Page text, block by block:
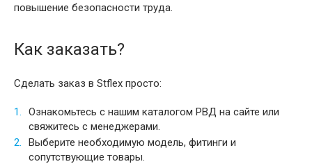
повышение безопасности труда.
Как заказать?
Сделать заказ в Stflex просто:
Ознакомьтесь с нашим каталогом РВД на сайте или
свяжитесь с менеджерами.
Выберите необходимую модель, фитинги и
сопутствующие товары.